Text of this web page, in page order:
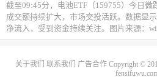
截至09:45分，电池ETF（159755）今日微
成交额持续扩大，市场交投活跃。数据显
净流入，受到资金持续关注。图片来源：
关于我们 联系我们 广告合作 Copyright ©